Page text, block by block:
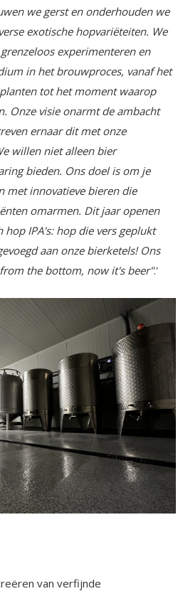
we gerst en onderhouden we
exotische hopvariëteiten. We
experimenteren en
in het brouwproces, vanaf het
tot het moment waarop
Onze visie onarmt de ambacht
ernaar dit met onze
willen niet alleen bier
bieden. Ons doel is om je
met innovatieve bieren die
omarmen. Dit jaar openen
hop IPA's: hop die vers geplukt
aan onze bierketels! Ons
the bottom, now it's beer".'
van verfijnde